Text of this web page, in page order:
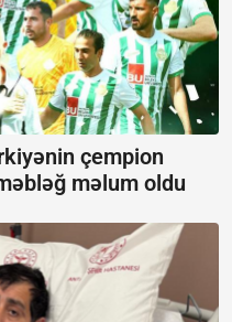
çempion
məlum oldu